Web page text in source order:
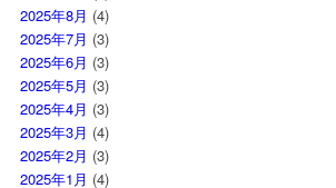
2025年8月 (4)
2025年7月 (3)
2025年6月 (3)
2025年5月 (3)
2025年4月 (3)
2025年3月 (4)
2025年2月 (3)
2025年1月 (4)